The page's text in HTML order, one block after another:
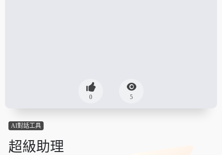
0 5
AI對話工具
超級助理